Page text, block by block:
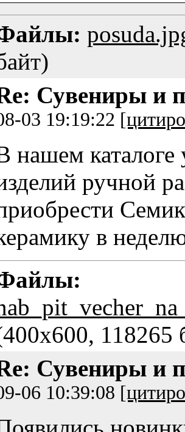
Сувениры и
03 19:19:22
нашем каталоге
ручной
в
118265
Сувениры и
06 10:39:08